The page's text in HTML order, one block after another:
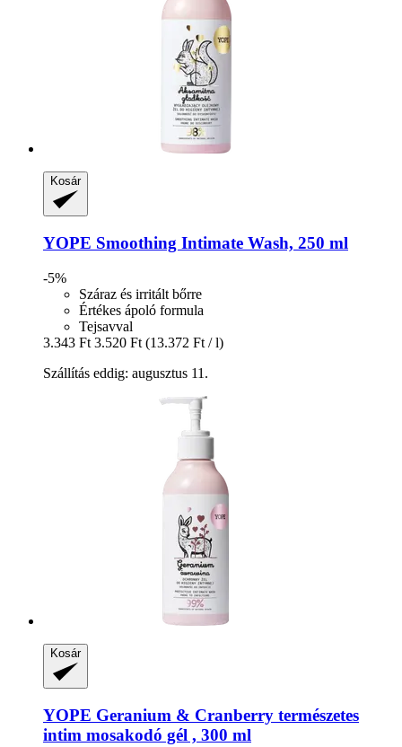
Kosár
YOPE Smoothing Intimate Wash, 250 ml
-5%
Száraz és irritált bőrre
Értékes ápoló formula
Tejsavval
3.343 Ft 3.520 Ft (13.372 Ft / l)
Szállítás eddig: augusztus 11.
Kosár
YOPE Geranium & Cranberry természetes
intim mosakodó gél , 300 ml